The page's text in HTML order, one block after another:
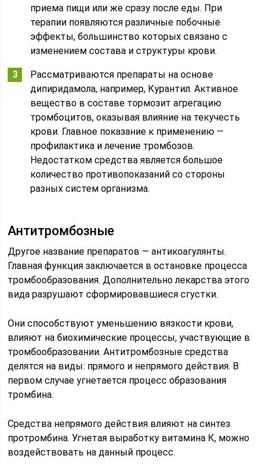
приема пищи или же сразу после еды. При
терапии появляются различные побочные
эффекты, большинство которых связано с
изменением состава и структуры крови.
Рассматриваются препараты на основе
дипиридамола, например, Курантил. Активное
вещество в составе тормозит агрегацию
тромбоцитов, оказывая влияние на текучесть
крови. Главное показание к применению —
профилактика и лечение тромбозов.
Недостатком средства является большое
количество противопоказаний со стороны
разных систем организма.
Антитромбозные
Другое название препаратов — антикоагулянты.
Главная функция заключается в остановке процесса
тромбообразования. Дополнительно лекарства этого
вида разрушают сформировавшиеся сгустки.
Они способствуют уменьшению вязкости крови,
влияют на биохимические процессы, участвующие в
тромбообразовании. Антитромбозные средства
делятся на виды: прямого и непрямого действия. В
первом случае угнетается процесс образования
тромбина.
Средства непрямого действия влияют на синтез
протромбина. Угнетая выработку витамина К, можно
воздействовать на данный процесс.